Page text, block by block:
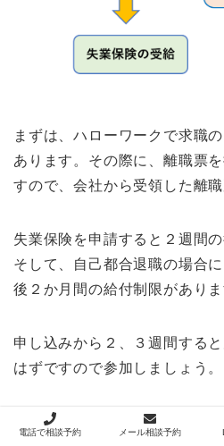
まずは、ハローワークで求職
あります。その際に、離職票
すので、会社から受領した離
失業保険を申請すると２週間
そして、自己都合退職の場合
後２か月間の給付制限がありま
申し込みから２、３週間する
はずですので参加しましょう。
最終的に失業の認定を受ける
電話で相談予約 メール相談予約